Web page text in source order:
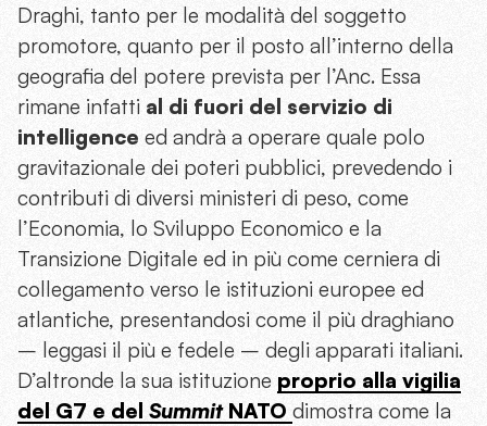
Draghi, tanto per le modalità del soggetto
promotore, quanto per il posto all’interno della
geografia del potere prevista per l’Anc. Essa
rimane infatti al di fuori del servizio di
intelligence ed andrà a operare quale polo
gravitazionale dei poteri pubblici, prevedendo i
contributi di diversi ministeri di peso, come
l’Economia, lo Sviluppo Economico e la
Transizione Digitale ed in più come cerniera di
collegamento verso le istituzioni europee ed
atlantiche, presentandosi come il più draghiano
– leggasi il più e fedele – degli apparati italiani.
D’altronde la sua istituzione proprio alla vigilia
del G7 e del SummitNATO dimostra come la